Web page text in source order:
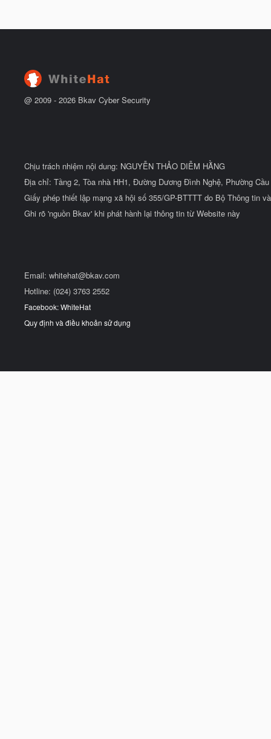
@ 2009 - 2026 Bkav Cyber Security
Chịu trách nhiệm nội dung: NGUYỄN THẢO DIỄM HẰNG
Địa chỉ: Tầng 2, Tòa nhà HH1, Đường Dương Đình Nghệ, Phường
Giấy phép thiết lập mạng xã hội số 355/GP-BTTTT do Bộ Thông tin
Ghi rõ 'nguồn Bkav' khi phát hành lại thông tin từ Website này
Email: whitehat@bkav.com
Hotline: (024) 3763 2552
Facebook: WhiteHat
Quy định và điều khoản sử dụng